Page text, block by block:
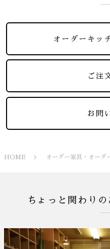
オーダーキッ
ご注
お問
HOME オーダー家具・オーダ
ちょっと関わり